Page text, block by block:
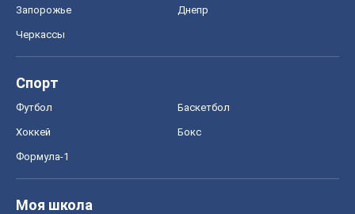
Запорожье Днепр
Черкассы
Спорт
Футбол Баскетбол
Хоккей Бокс
Формула-1
Моя школа